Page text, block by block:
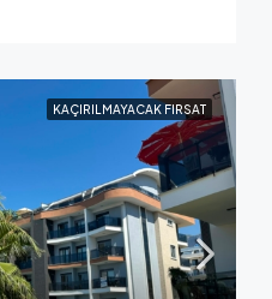
KAÇIRILMAYACAK FIRSAT